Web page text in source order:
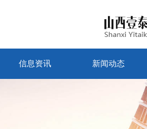
信息资讯 新闻动态